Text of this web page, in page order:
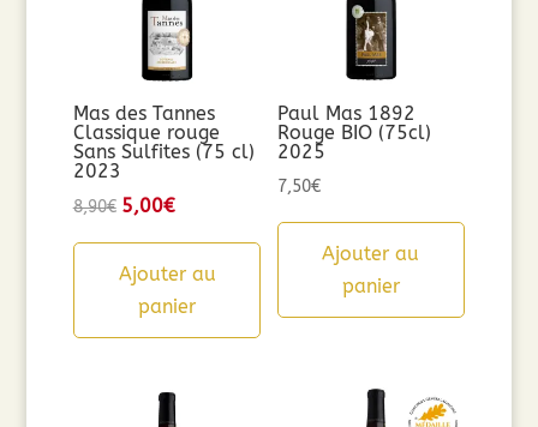
Mas des Tannes
Classique rouge
Sans Sulfites (75 cl)
2023
8,90€ Le
initial
était :
5,00€Le
actuel
est :
Ajouter au
panier
Paul Mas 1892
Rouge BIO (75cl)
2025
7,50€
Ajouter au
panier